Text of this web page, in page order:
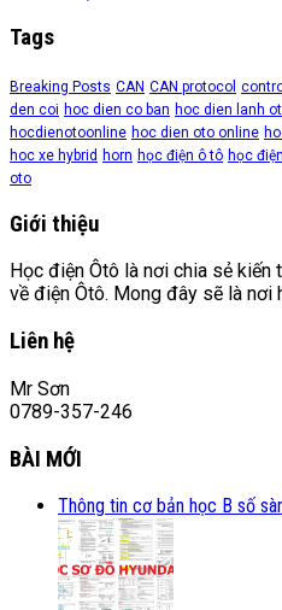
Tags
Breaking Posts CAN CAN protocol
den coi hoc dien co ban hoc dien lanh
hocdienotoonline hoc dien oto online
hoc xe hybrid horn học điện ô tô học
oto
Giới thiệu
Học điện Ôtô là nơi chia sẻ
về điện Ôtô. Mong đây sẽ là nơi
Liên hệ
Mr Sơn
0789-357-246
BÀI MỚI
Thông tin cơ bản học B số